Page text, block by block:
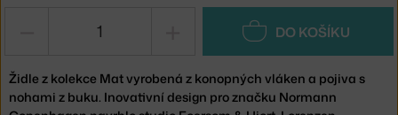
DO KOŠÍKU
Židle z kolekce Mat vyrobená z konopných vláken a pojiva s
nohami z buku. Inovativní design pro značku Normann